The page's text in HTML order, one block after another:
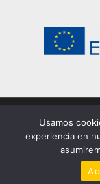
© 2026 EASDi
Corella |
youtube
Usamos
experiencia en